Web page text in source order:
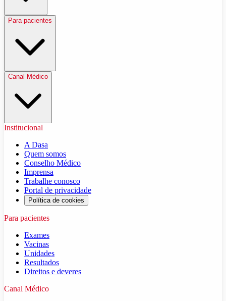
Para pacientes
Canal Médico
Institucional
A Dasa
Quem somos
Conselho Médico
Imprensa
Trabalhe conosco
Portal de privacidade
Política de cookies
Para pacientes
Exames
Vacinas
Unidades
Resultados
Direitos e deveres
Canal Médico